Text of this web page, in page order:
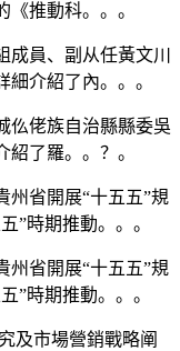
推動科。。。
員、副从任黃文川
介紹了內。。。
佬族自治縣縣委吳
了羅。。？。
省開展“十五五”規
”時期推動。。。
省開展“十五五”規
”時期推動。。。
市場營銷戰略阐